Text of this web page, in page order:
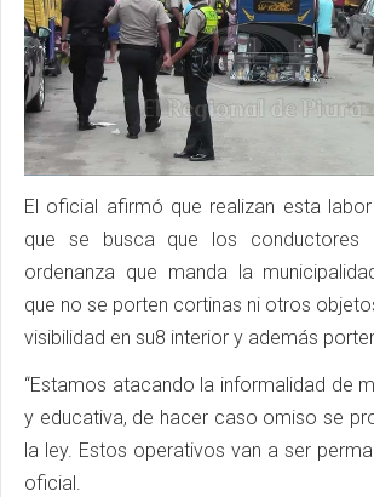
El oficial afirmó que realizan esta
que se busca que los conductores
ordenanza que manda la
que no se porten cortinas ni otros
visibilidad en su8 interior y además
“Estamos atacando la informalidad de
y educativa, de hacer caso omiso se
la ley. Estos operativos van a ser
oficial.